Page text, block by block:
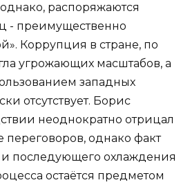
распоряжаются
- преимущественно
Коррупция в стране, по
угрожающих масштабов, а
западных
отсутствует. Борис
неоднократно отрицал
переговоров, однако факт
и последующего охлаждения
остаётся предметом